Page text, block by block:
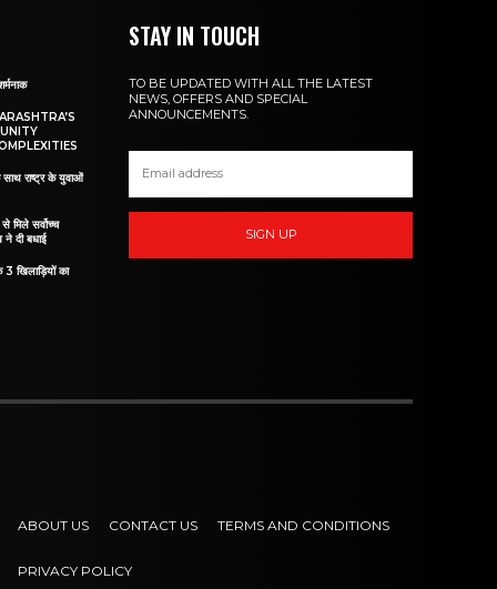
साथ राष्ट्र के युवाओं
से मिले सर्वोच्च
ने दी बधाई
खिलाड़ियों का
STAY IN TOUCH
TO BE UPDATED WITH ALL THE LATEST
NEWS, OFFERS AND SPECIAL
ANNOUNCEMENTS.
SIGN UP
ABOUT US CONTACT US TERMS AND CONDITIONS
PRIVACY POLICY